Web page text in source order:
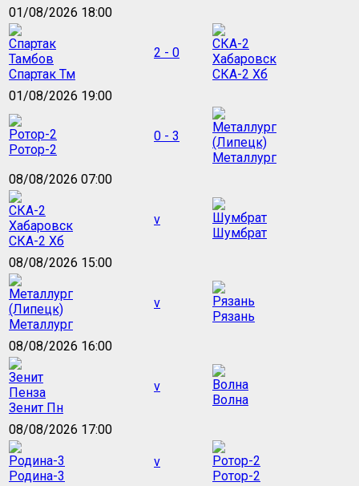
01/08/2026 18:00
Спартак Тм
2 - 0
СКА-2 Хб
01/08/2026 19:00
Ротор-2
0 - 3
Металлург
08/08/2026 07:00
СКА-2 Хб
v
Шумбрат
08/08/2026 15:00
Металлург
v
Рязань
08/08/2026 16:00
Зенит Пн
v
Волна
08/08/2026 17:00
Родина-3
v
Ротор-2